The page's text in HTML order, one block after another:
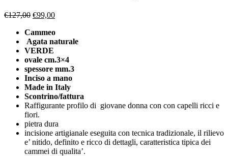
€127,00 Il
originale
era:
€127,00.
€99,00Il
attuale
è:
Cammeo
Agata naturale
VERDE
ovale cm.3×4
spessore mm.3
Inciso a mano
Made in Italy
Scontrino/fattura
Raffigurante profilo di giovane donna con con capelli ricci e
fiori.
pietra dura
incisione artigianale eseguita con tecnica tradizionale, il rilievo
e’ nitido, definito e ricco di dettagli, caratteristica tipica dei
cammei di qualita’.